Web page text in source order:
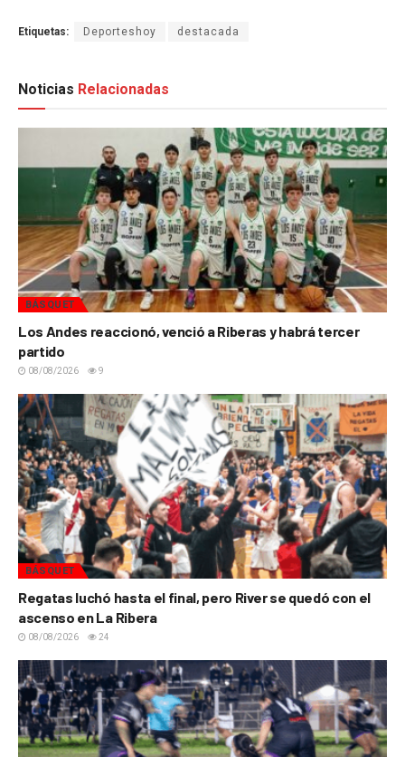
Etiquetas: Deporteshoy destacada
Noticias Relacionadas
BÁSQUET
Los Andes reaccionó, venció a Riberas y habrá tercer
partido
08/08/2026 9
BÁSQUET
Regatas luchó hasta el final, pero River se quedó con el
ascenso en La Ribera
08/08/2026 24